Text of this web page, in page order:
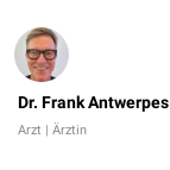
Dr. Frank Antwerpes
Arzt | Ärztin